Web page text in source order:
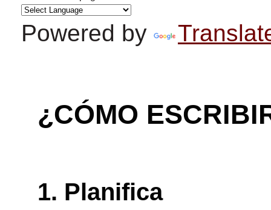
Powered by
¿CÓMO
1. Planifica